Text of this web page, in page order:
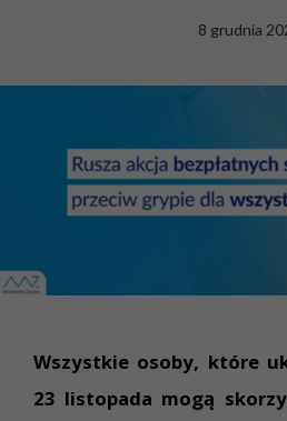
8 grudnia
Wszystkie osoby, które
23 listopada mogą